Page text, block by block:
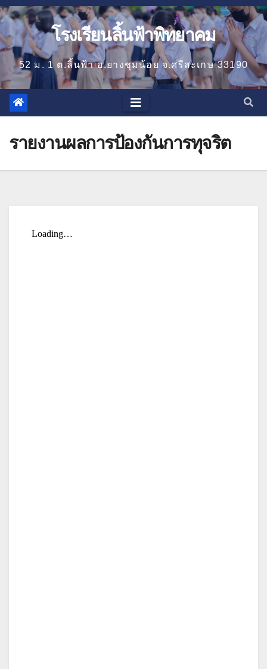
โรงเรียนลิ้นฟ้าพิทยาคม
52 ม. 1 ต.ลิ้นฟ้า อ.ยางชุมน้อย จ.ศรีสะเกษ 33190
รายงานผลการป้องกันการทุจริต